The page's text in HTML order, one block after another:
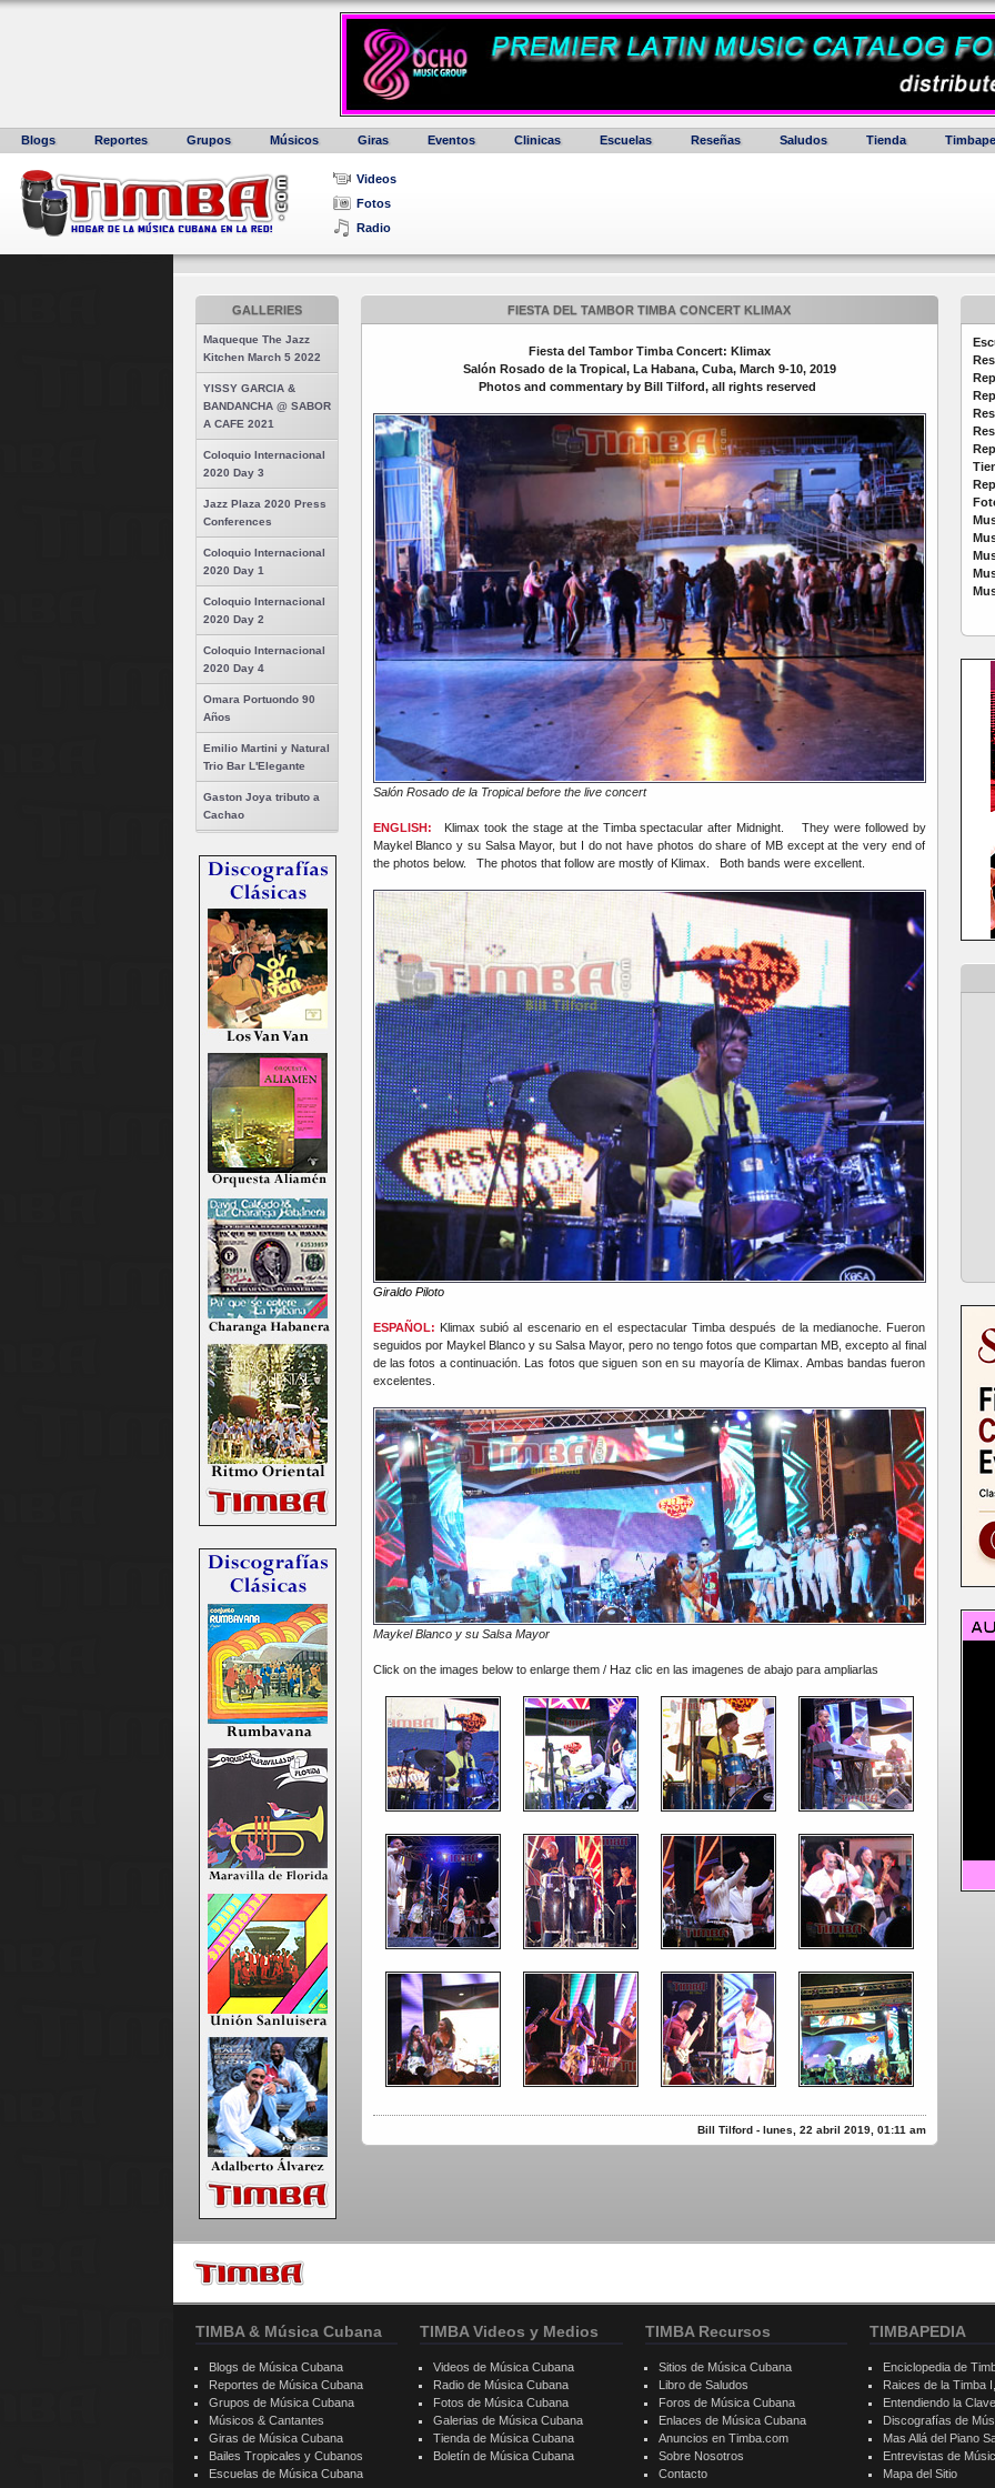
Blogs Reportes Grupos Músicos Giras Eventos Clinicas Escuelas Reseñas Saludos Tienda
Videos
Fotos
Radio
GALLERIES
Maqueque The Jazz
Kitchen March 5 2022
YISSY GARCIA &
BANDANCHA @ SABOR
A CAFE 2021
Coloquio Internacional
2020 Day 3
Jazz Plaza 2020 Press
Conferences
Coloquio Internacional
2020 Day 1
Coloquio Internacional
2020 Day 2
Coloquio Internacional
2020 Day 4
Omara Portuondo 90
Años
Emilio Martini y Natural
Trio Bar L'Elegante
Gaston Joya tributo a
Cachao
FIESTA DEL TAMBOR TIMBA CONCERT KLIMAX
Fiesta del Tambor Timba Concert: Klimax
Salón Rosado de la Tropical, La Habana, Cuba, March 9-10, 2019
Photos and commentary by Bill Tilford, all rights reserved
Salón Rosado de la Tropical before the live concert
ENGLISH:
Klimax took the stage at the Timba spectacular after Midnight. They were followed by
Maykel Blanco y su Salsa Mayor, but I do not have photos do share of MB except at the very end of
the photos below. The photos that follow are mostly of Klimax. Both bands were excellent.
Giraldo Piloto
ESPAÑOL: Klimax subió al escenario en el espectacular Timba después de la medianoche. Fueron
seguidos por Maykel Blanco y su Salsa Mayor, pero no tengo fotos que compartan MB, excepto al final
de las fotos a continuación. Las fotos que siguen son en su mayoría de Klimax. Ambas bandas fueron
excelentes.
Maykel Blanco y su Salsa Mayor
Click on the images below to enlarge them / Haz clic en las imagenes de abajo para ampliarlas
Bill Tilford - lunes, 22 abril 2019, 01:11 am
TIMBA & Música Cubana
Blogs de Música Cubana
Reportes de Música Cubana
Grupos de Música Cubana
Músicos & Cantantes
Giras de Música Cubana
Bailes Tropicales y Cubanos
Escuelas de Música Cubana
TIMBA Videos y Medios
Videos de Música Cubana
Radio de Música Cubana
Fotos de Música Cubana
Galerias de Música Cubana
Tienda de Música Cubana
Boletín de Música Cubana
TIMBA Recursos
Sitios de Música Cubana
Libro de Saludos
Foros de Música Cubana
Enlaces de Música Cubana
Anuncios en Timba.com
Sobre Nosotros
Contacto
TIMBAPEDIA
Enciclopedia de
Raices de la Timba
Entendiendo la
Discografías de
Mas Allá del Piano
Entrevistas de
Mapa del Sitio